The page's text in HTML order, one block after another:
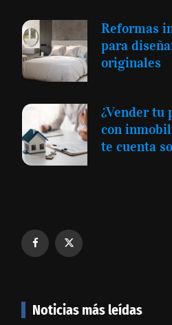
Reformas
para
originales
¿Vender tu
con
te cuenta
Noticias más leídas